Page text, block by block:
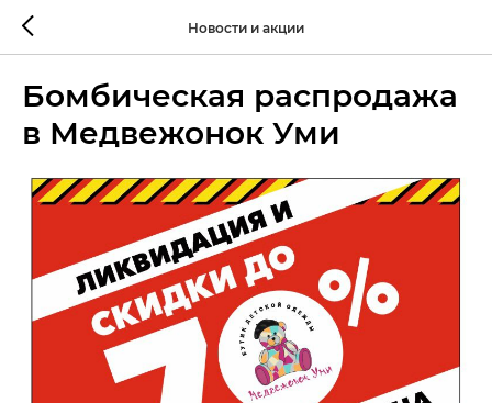
Новости и акции
Бомбическая распродажа
в Медвежонок Уми